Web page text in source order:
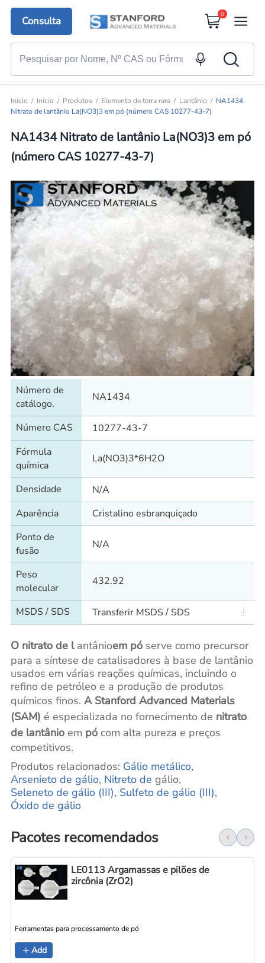
Consulta
0
Início Início Produtos Elemento de terra rara Lantânio
NA1434
Nitrato de lantânio La(NO3)3 em pó (número CAS 10277-43-7)
NA1434 Nitrato de lantânio La(NO3)3 em pó
(número CAS 10277-43-7)
Número de
catálogo.
NA1434
Número CAS
10277-43-7
Fórmula
química
La(NO3)3*6H2O
Densidade
N/A
Aparência
Cristalino esbranquiçado
Ponto de
fusão
N/A
Peso
molecular
432.92
MSDS / SDS Transferir MSDS / SDS
O nitrato de lantânioem póserve como precursor
para a síntese de catalisadores à base de lantânio
usados em várias reações químicas, incluindo o
refino de petróleo e a produção de produtos
químicos finos. A Stanford Advanced Materials
(SAM) é especializada no fornecimento de nitrato
de lantânioem pócom alta pureza e preços
competitivos.
Produtos relacionados: Gálio metálico,
Arsenieto de gálio, Nitreto de gálio,
Seleneto de gálio (III), Sulfeto de gálio (III),
Óxido de gálio
Pacotes recomendados
LE0113 Argamassas e pilões de
zircônia (ZrO2)
Ferramentas para processamento de pó
Add